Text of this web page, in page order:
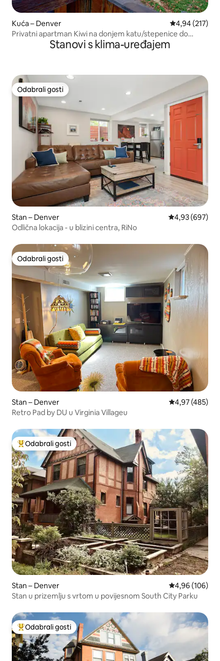
Kuća – Denver Prosječna
4,94 (217)
Privatni apartman Kiwi na donjem katu/stepenice do
Stanovi s klima-uređajem
Odabrali gosti
Odabrali gosti
Stan – Denver Prosječna
4,93 (697)
Odlična lokacija - u blizini centra, RiNo
Odabrali gosti
Odabrali gosti
Stan – Denver Prosječna
4,97 (485)
Retro Pad by DU u Virginia Villageu
Među najviše rangiranima s oznakom „Odabrali gosti”
Odabrali gosti
Stan – Denver Prosječna
4,96 (106)
Stan u prizemlju s vrtom u povijesnom South City Parku
Među najviše rangiranima s oznakom „Odabrali gosti”
Odabrali gosti